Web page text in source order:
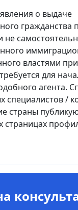
о выдаче
гражданства
не
властями
для
агента.
специалистов /
страны
страницах